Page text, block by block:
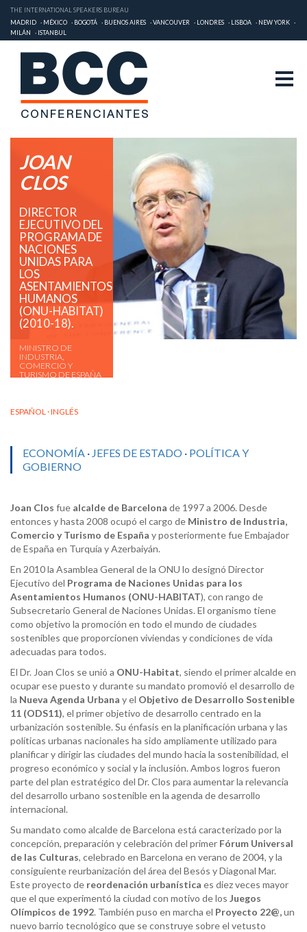
THE INTERNATIONAL SPEAKERS BUREAU
MADRID
MÉXICO BOGOTÁ BUENOS AIRES VANCOUVER LONDRES LISBOA
NEW YORK
MILÁN
ISTANBUL
JOAN
CLOS
DIRECTOR
EJECUTIVO DEL
PROGRAMA DE
NACIONES
UNIDAS PARA
LOS
ASENTAMIENTOS
HUMANOS
(ONU-HABITAT)
(2010-18).
MINISTRO DE
INDUSTRIA,
COMERCIO Y
TURISMO DE ESPAÑA
ESPAÑOL · INGLÉS
ECONOMÍA · JEFES DE ESTADO · POLÍTICA Y
GOBIERNO
Joan Clos fue alcalde de Barcelona de 1997 a 2006. Desde
entonces y hasta 2008 ocupó el cargo de Ministro de Industria,
Comercio y Turismo de España y posteriormente fue Embajador
de España en Turquía y Azerbaiyán.
En 2010 la Asamblea General de la ONU lo designó Director
Ejecutivo del Programa de Naciones Unidas para los
Asentamientos Humanos (ONU-HABITAT), con rango de
Subsecretario General de Naciones Unidas. El organismo tiene
como objetivo la promoción en todo el mundo de ciudades
sostenibles que proporcionen viviendas y condiciones de vida
adecuadas para todos.
El Dr. Joan Clos se unió a ONU-Habitat, siendo el primer alcalde en
ocupar ese puesto y durante su mandato promovió el desarrollo de
la Nueva Agenda Urbana y el Objetivo de Desarrollo Sostenible
11 (ODS11), el primer objetivo de desarrollo centrado en la
urbanización sostenible. Su énfasis en la planificación urbana y las
políticas urbanas nacionales ha sido ampliamente utilizado para
planificar y dirigir las ciudades del mundo hacia la sostenibilidad, el
progreso económico y social y la inclusión. Ambos logros fueron
parte del plan estratégico del Dr. Clos para aumentar la relevancia
del desarrollo urbano sostenible en la agenda de desarrollo
internacional.
Su mandato como alcalde de Barcelona está caracterizado por la
concepción, preparación y celebración del primer Fórum Universal
de las Culturas, celebrado en Barcelona en verano de 2004, y la
consiguiente reurbanización del área del Besós y Diagonal Mar.
Este proyecto de reordenación urbanística es diez veces mayor
que el que experimentó la ciudad con motivo de los Juegos
Olímpicos de 1992. También puso en marcha el Proyecto 22@,un
nuevo barrio tecnológico que se construye sobre el vetusto